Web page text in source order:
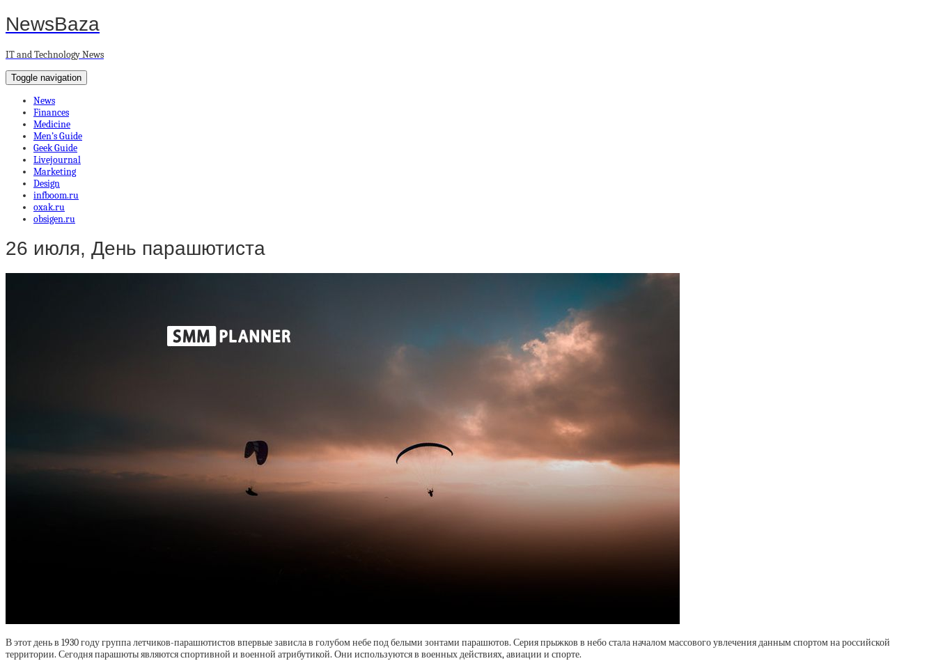
NewsBaza
IT and Technology News
Toggle navigation
News
Finances
Medicine
Men’s Guide
Geek Guide
Livejournal
Marketing
Design
infboom.ru
oxak.ru
obsigen.ru
26 июля, День парашютиста
В этот день в 1930 году группа летчиков-парашютистов впервые зависла в голубом небе под белыми зонтами парашютов. Серия прыжков в небо стала началом массового увлечения данным спортом на российской
территории. Сегодня парашюты являются спортивной и военной атрибутикой. Они используются в военных действиях, авиации и спорте.